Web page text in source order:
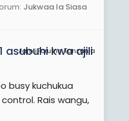
Jukwaa la Siasa
JamiiForums Tanzania
asubuhi kwa ajili
busy kuchukua
Rais wangu,